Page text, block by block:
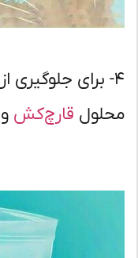
برای جلوگیری از
قارچ‌کشو